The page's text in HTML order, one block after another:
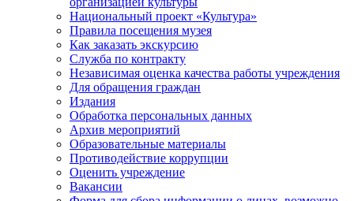
Национальный проект «Культура»
Правила посещения музея
Как заказать экскурсию
Служба по контракту
Независимая оценка качества работы учреждения
Для обращения граждан
Издания
Обработка персональных данных
Архив мероприятий
Образовательные материалы
Противодействие коррупции
Оценить учреждение
Вакансии